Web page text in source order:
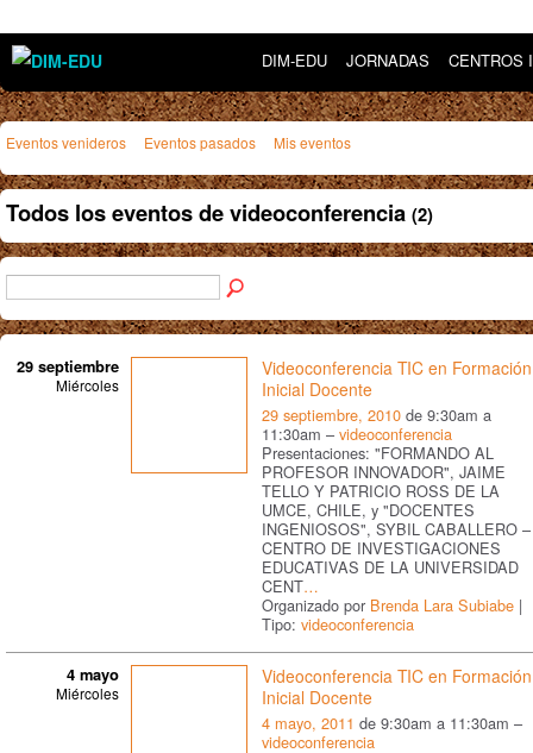
DIM-EDU JORNADAS CENTROS
Eventos venideros Eventos pasados Mis eventos
Todos los eventos de videoconferencia (2)
29 septiembre
Miércoles
Videoconferencia TIC en Formación
Inicial Docente
29 septiembre, 2010 de 9:30am a
11:30am – videoconferencia
Presentaciones: "FORMANDO AL
PROFESOR INNOVADOR", JAIME
TELLO Y PATRICIO ROSS DE LA
UMCE, CHILE, y "DOCENTES
INGENIOSOS", SYBIL CABALLERO –
CENTRO DE INVESTIGACIONES
EDUCATIVAS DE LA UNIVERSIDAD
CENT…
Organizado por Brenda Lara Subiabe |
Tipo: videoconferencia
4 mayo
Miércoles
Videoconferencia TIC en Formación
Inicial Docente
4 mayo, 2011 de 9:30am a 11:30am –
videoconferencia